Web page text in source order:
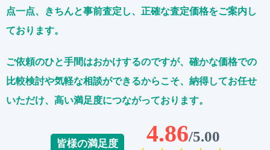
点一点、きちんと事前査定し、正確な査定価格をご案内し
ております。
ご依頼のひと手間はおかけするのですが、 確かな価格での
比較検討や気軽な相談ができるからこそ、 納得してお任せ
いただけ、高い満足度につながっております。
皆様の満足度 4.86/5.00